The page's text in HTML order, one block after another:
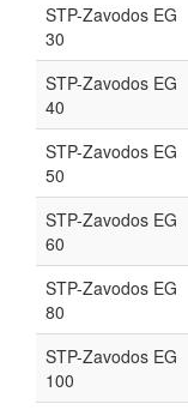
STP-Zavodos EG
30
STP-Zavodos EG
40
STP-Zavodos EG
50
STP-Zavodos EG
60
STP-Zavodos EG
80
STP-Zavodos EG
100